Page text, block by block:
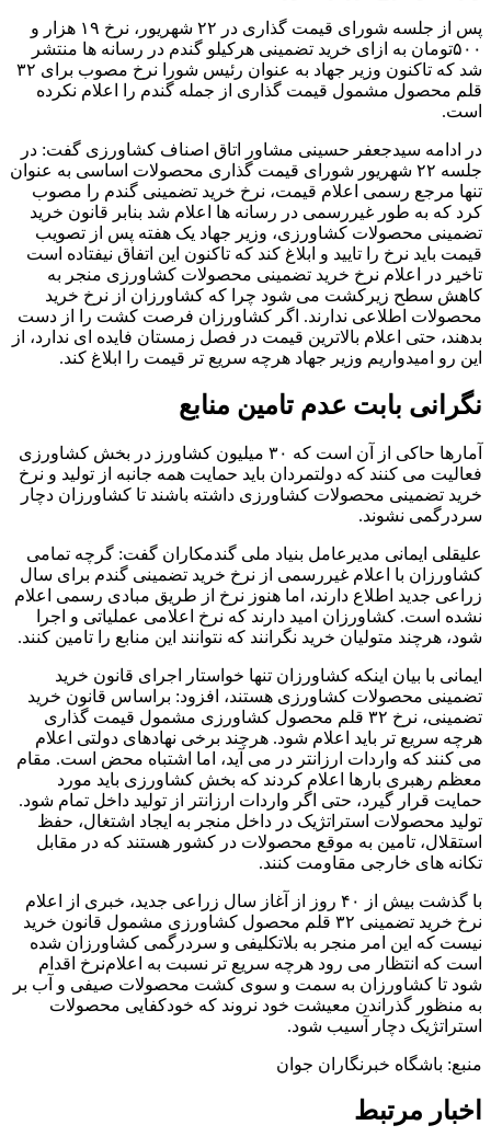
پس از جلسه شورای قیمت گذاری در ۲۲ شهریور، نرخ ۱۹ هزار و
۵۰۰تومان به ازای خرید تضمینی هرکیلو گندم در رسانه ها منتشر
شد که تاکنون وزیر جهاد به عنوان رئیس شورا نرخ مصوب برای ۳۲
قلم محصول مشمول قیمت گذاری از جمله گندم را اعلام نکرده
است.
در ادامه سیدجعفر حسینی مشاور اتاق اصناف کشاورزی گفت: در
جلسه ۲۲ شهریور شورای قیمت گذاری محصولات اساسی به عنوان
تنها مرجع رسمی اعلام قیمت، نرخ خرید تضمینی گندم را مصوب
کرد که به طور غیررسمی در رسانه ها اعلام شد بنابر قانون خرید
تضمینی محصولات کشاورزی، وزیر جهاد یک هفته پس از تصویب
قیمت باید نرخ را تایید و ابلاغ کند که تاکنون این اتفاق نیفتاده است
تاخیر در اعلام نرخ خرید تضمینی محصولات کشاورزی منجر به
کاهش سطح زیرکشت می شود چرا که کشاورزان از نرخ خرید
محصولات اطلاعی ندارند. اگر کشاورزان فرصت کشت را از دست
بدهند، حتی اعلام بالاترین قیمت در فصل زمستان فایده ای ندارد، از
این رو امیدواریم وزیر جهاد هرچه سریع تر قیمت را ابلاغ کند.
نگرانی بابت عدم تامین منابع
آمارها حاکی از آن است که ۳۰ میلیون کشاورز در بخش کشاورزی
فعالیت می کنند که دولتمردان باید حمایت همه جانبه از تولید و نرخ
خرید تضمینی محصولات کشاورزی داشته باشند تا کشاورزان دچار
سردرگمی نشوند.
علیقلی ایمانی مدیرعامل بنیاد ملی گندمکاران گفت: گرچه تمامی
کشاورزان با اعلام غیررسمی از نرخ خرید تضمینی گندم برای سال
زراعی جدید اطلاع دارند، اما هنوز نرخ از طریق مبادی رسمی اعلام
نشده است. کشاورزان امید دارند که نرخ اعلامی عملیاتی و اجرا
شود، هرچند متولیان خرید نگرانند که نتوانند این منابع را تامین کنند.
ایمانی با بیان اینکه کشاورزان تنها خواستار اجرای قانون خرید
تضمینی محصولات کشاورزی هستند، افزود: براساس قانون خرید
تضمینی، نرخ ۳۲ قلم محصول کشاورزی مشمول قیمت گذاری
هرچه سریع تر باید اعلام شود. هرچند برخی نهادهای دولتی اعلام
می کنند که واردات ارزانتر در می آید، اما اشتباه محض است. مقام
معظم رهبری بارها اعلام کردند که بخش کشاورزی باید مورد
حمایت قرار گیرد، حتی اگر واردات ارزانتر از تولید داخل تمام شود.
تولید محصولات استراتژیک در داخل منجر به ایجاد اشتغال، حفظ
استقلال، تامین به موقع محصولات در کشور هستند که در مقابل
تکانه های خارجی مقاومت کنند.
با گذشت بیش از ۴۰ روز از آغاز سال زراعی جدید، خبری از اعلام‌
نرخ خرید تضمینی ۳۲ قلم محصول کشاورزی مشمول قانون خرید
نیست که این امر منجر به بلاتکلیفی و سردرگمی کشاورزان شده
است که انتظار می رود هرچه سریع تر نسبت به اعلام‌نرخ اقدام
شود تا کشاورزان به سمت و سوی کشت محصولات صیفی و آب بر
به منظور گذراندن معیشت خود نروند که خودکفایی محصولات
استراتژیک دچار آسیب شود.
منبع: باشگاه خبرنگاران جوان
اخبار مرتبط